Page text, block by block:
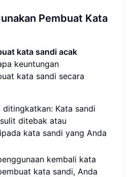
Pembuat Kata
kata sandi acak
keuntungan
kata sandi secara
ditingkatkan: Kata sandi
ditebak atau
kata sandi yang Anda
kembali kata
kata sandi, Anda